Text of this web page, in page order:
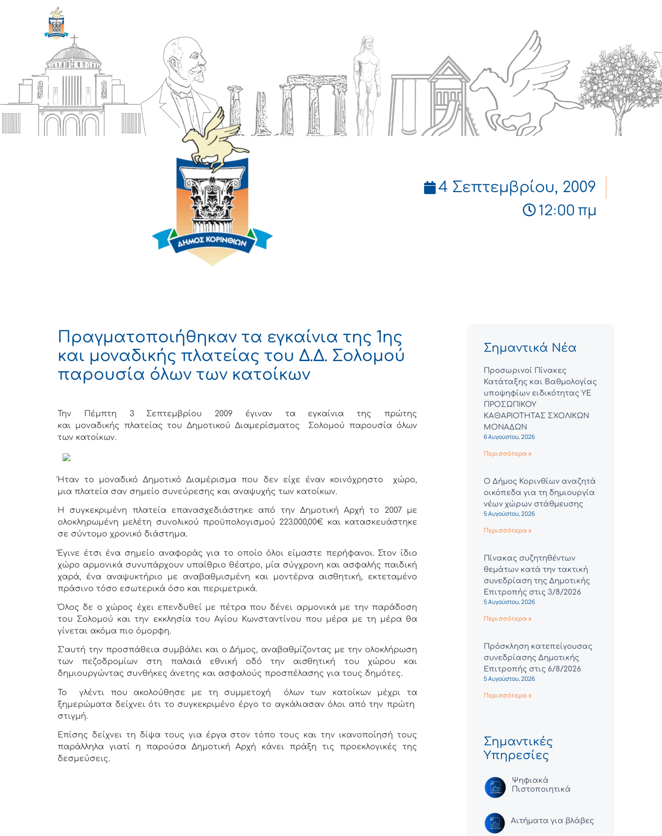
4 Σεπτεμβρίου, 2009
12:00 πμ
Πραγματοποιήθηκαν τα εγκαίνια της 1ης
και μοναδικής πλατείας του Δ.Δ. Σολομού
παρουσία όλων των κατοίκων
Την Πέμπτη 3 Σεπτεμβρίου 2009 έγιναν τα εγκαίνια της πρώτης
και μοναδικής πλατείας του Δημοτικού Διαμερίσματος Σολομού παρουσία όλων
των κατοίκων.
Ήταν το μοναδικό Δημοτικό Διαμέρισμα που δεν είχε έναν κοινόχρηστο χώρο,
μια πλατεία σαν σημείο συνεύρεσης και αναψυχής των κατοίκων.
Η συγκεκριμένη πλατεία επανασχεδιάστηκε από την Δημοτική Αρχή το 2007 με
ολοκληρωμένη μελέτη συνολικού προϋπολογισμού 223.000,00€ και κατασκευάστηκε
σε σύντομο χρονικό διάστημα.
Έγινε έτσι ένα σημείο αναφοράς για το οποίο όλοι είμαστε περήφανοι. Στον ίδιο
χώρο αρμονικά συνυπάρχουν υπαίθριο θέατρο, μία σύγχρονη και ασφαλής παιδική
χαρά, ένα αναψυκτήριο με αναβαθμισμένη και μοντέρνα αισθητική, εκτεταμένο
πράσινο τόσο εσωτερικά όσο και περιμετρικά.
Όλος δε ο χώρος έχει επενδυθεί με πέτρα που δένει αρμονικά με την παράδοση
του Σολομού και την εκκλησία του Αγίου Κωνσταντίνου που μέρα με τη μέρα θα
γίνεται ακόμα πιο όμορφη.
Σ’αυτή την προσπάθεια συμβάλει και ο Δήμος, αναβαθμίζοντας με την ολοκλήρωση
των πεζοδρομίων στη παλαιά εθνική οδό την αισθητική του χώρου και
δημιουργώντας συνθήκες άνετης και ασφαλούς προσπέλασης για τους δημότες.
Το γλέντι που ακολούθησε με τη συμμετοχή όλων των κατοίκων μέχρι τα
ξημερώματα δείχνει ότι το συγκεκριμένο έργο το αγκάλιασαν όλοι από την πρώτη
στιγμή.
Επίσης δείχνει τη δίψα τους για έργα στον τόπο τους και την ικανοποίησή τους
παράλληλα γιατί η παρούσα Δημοτική Αρχή κάνει πράξη τις προεκλογικές της
δεσμεύσεις.
Σημαντικά Νέα
Προσωρινοί Πίνακες
Κατάταξης και Βαθμολογίας
υποψηφίων ειδικότητας ΥΕ
ΠΡΟΣΩΠΙΚΟΥ
ΚΑΘΑΡΙΟΤΗΤΑΣ ΣΧΟΛΙΚΩΝ
ΜΟΝΑΔΩΝ
6 Αυγούστου, 2026
Περισσότερα »
Ο Δήμος Κορινθίων αναζητά
οικόπεδα για τη δημιουργία
νέων χώρων στάθμευσης
5 Αυγούστου, 2026
Περισσότερα »
Πίνακας συζητηθέντων
θεμάτων κατά την τακτική
συνεδρίαση της Δημοτικής
Επιτροπής στις 3/8/2026
5 Αυγούστου, 2026
Περισσότερα »
Πρόσκληση κατεπείγουσας
συνεδρίασης Δημοτικής
Επιτροπής στις 6/8/2026
5 Αυγούστου, 2026
Περισσότερα »
Σημαντικές
Υπηρεσίες
Ψηφιακά
Πιστοποιητικά
Αιτήματα για βλάβες